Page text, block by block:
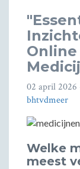
Online
02 april 2026
bhtvdmeer
Welke
meest